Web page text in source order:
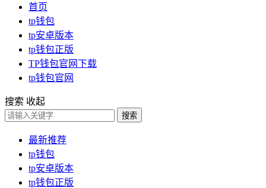
首页
tp钱包
tp安卓版本
tp钱包正版
TP钱包官网下载
tp钱包官网
搜索 收起
搜索
最新推荐
tp钱包
tp安卓版本
tp钱包正版